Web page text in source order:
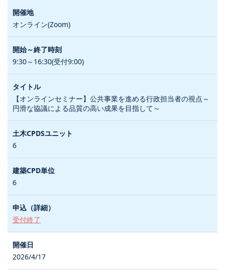
オンライン(Zoom)
9:30～16:30(受付9:00)
【オンラインセミナー】公共事業を進める行政担当者の視点～
円滑な協議による品質の高い成果を目指して～
6
6
受付終了
2026/4/17